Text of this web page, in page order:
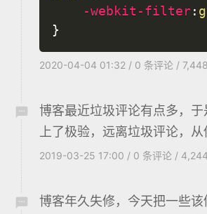
-webkit-filter:
}
2020-04-04 01:32 / 0 条评论 /
博客最近垃圾评论有点多，
上了极验，远离垃圾评论，从
2019-03-25 17:00 / 0 条评论 /
博客年久失修，今天把一些